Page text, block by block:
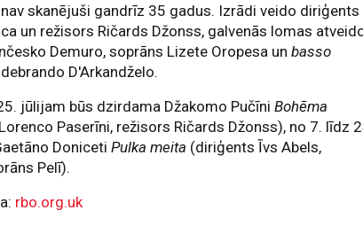
skanējuši gandrīz 35 gadus. Izrādi veido diriģents
un režisors Ričards Džonss, galvenās lomas
Demuro, soprāns Lizete Oropesa un basso
D'Arkandželo.
jūlijam būs dzirdama Džakomo PučīniBohēma
Paserīni, režisors Ričards Džonss), no 7. līdz
DonicetiPulka meita (diriģents Īvs Abels,
Pelī).
rbo.org.uk